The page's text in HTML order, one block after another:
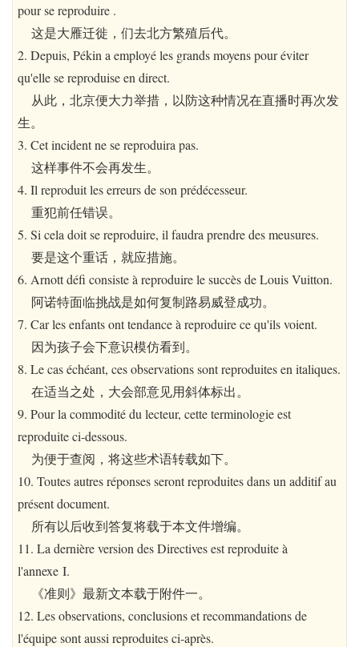
pour se reproduire .
这是大雁迁徙，们去北方繁殖后代。
2. Depuis, Pékin a employé les grands moyens pour éviter
qu'elle se reproduise en direct.
从此，北京便大力举措，以防这种情况在直播时再次发
生。
3. Cet incident ne se reproduira pas.
这样事件不会再发生。
4. Il reproduit les erreurs de son prédécesseur.
重犯前任错误。
5. Si cela doit se reproduire, il faudra prendre des meusures.
要是这个重话，就应措施。
6. Arnott défi consiste à reproduire le succès de Louis Vuitton.
阿诺特面临挑战是如何复制路易威登成功。
7. Car les enfants ont tendance à reproduire ce qu'ils voient.
因为孩子会下意识模仿看到。
8. Le cas échéant, ces observations sont reproduites en italiques.
在适当之处，大会部意见用斜体标出。
9. Pour la commodité du lecteur, cette terminologie est
reproduite ci-dessous.
为便于查阅，将这些术语转载如下。
10. Toutes autres réponses seront reproduites dans un additif au
présent document.
所有以后收到答复将载于本文件增编。
11. La dernière version des Directives est reproduite à
l'annexe I.
《准则》最新文本载于附件一。
12. Les observations, conclusions et recommandations de
l'équipe sont aussi reproduites ci-après.